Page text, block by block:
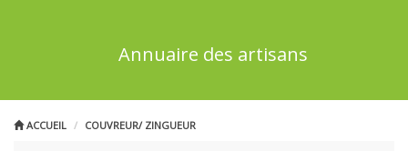
Annuaire des artisans
ACCUEIL COUVREUR/ ZINGUEUR